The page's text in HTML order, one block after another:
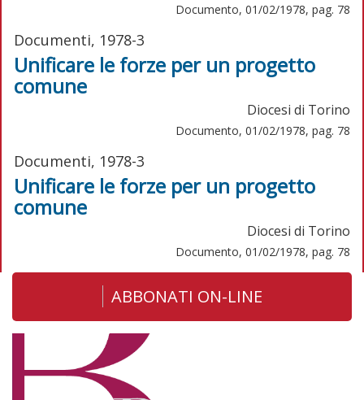
Documento, 01/02/1978, pag. 78
Documenti, 1978-3
Unificare le forze per un progetto
comune
Diocesi di Torino
Documento, 01/02/1978, pag. 78
Documenti, 1978-3
Unificare le forze per un progetto
comune
Diocesi di Torino
Documento, 01/02/1978, pag. 78
ABBONATI ON-LINE